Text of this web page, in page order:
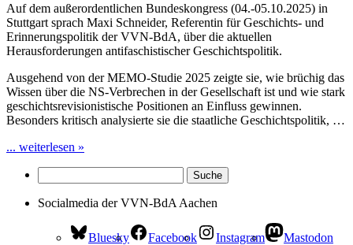
Auf dem außerordentlichen Bundeskongress (04.-05.10.2025) in
Stuttgart sprach Maxi Schneider, Referentin für Geschichts- und
Erinnerungspolitik der VVN-BdA, über die aktuellen
Herausforderungen antifaschistischer Geschichtspolitik.
Ausgehend von der MEMO-Studie 2025 zeigte sie, wie brüchig das
Wissen über die NS-Verbrechen in der Gesellschaft ist und wie stark
geschichtsrevisionistische Positionen an Einfluss gewinnen.
Besonders kritisch analysierte sie die staatliche Geschichtspolitik, …
... weiterlesen »
Socialmedia der VVN-BdA Aachen
Bluesky Facebook Instagram
Mastodon